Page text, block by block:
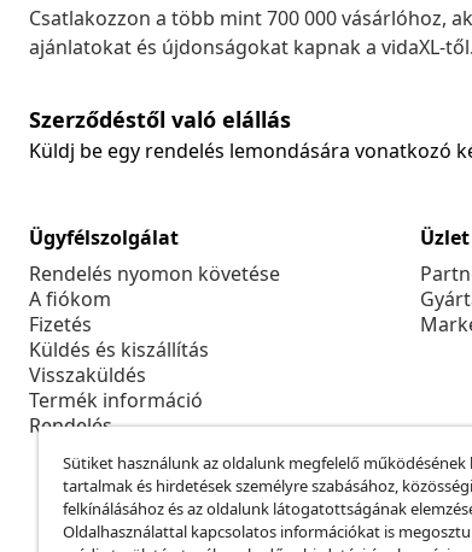
Csatlakozzon a több mint 700 000 vásárlóhoz,
ajánlatokat és újdonságokat kapnak a vidaXL-től.
Szerződéstől való elállás
Küldj be egy rendelés lemondására vonatkozó
Ügyfélszolgálat
Rendelés nyomon követése
A fiókom
Fizetés
Küldés és kiszállítás
Visszaküldés
Termék információ
Rendelés
Üzlet
Sütiket használunk az oldalunk megfelelő működésének
tartalmak és hirdetések személyre szabásához,
felkínálásához és az oldalunk látogatottságának
Oldalhasználattal kapcsolatos információkat is